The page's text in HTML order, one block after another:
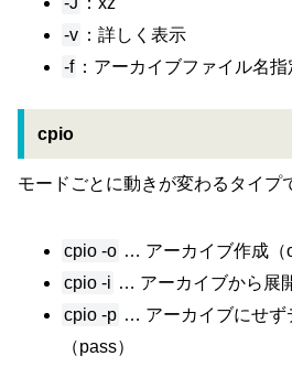
-v ：詳しく表示
-f ：アーカイブファイル名指
cpio
モードごとに動きが変わるタイプ
cpio -o … アーカイブ作成（
cpio -i … アーカイブから展
cpio -p … アーカイブにせず
（pass）